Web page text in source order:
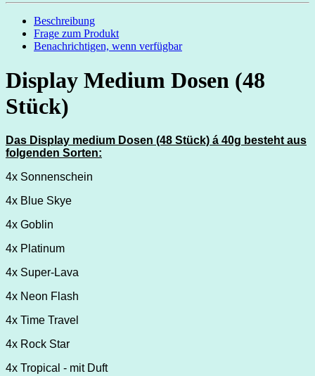
Beschreibung
Frage zum Produkt
Benachrichtigen, wenn verfügbar
Display Medium Dosen (48
Stück)
Das Display medium Dosen (48 Stück) á 40g besteht aus
folgenden Sorten:
4x Sonnenschein
4x Blue Skye
4x Goblin
4x Platinum
4x Super-Lava
4x Neon Flash
4x Time Travel
4x Rock Star
4x Tropical - mit Duft